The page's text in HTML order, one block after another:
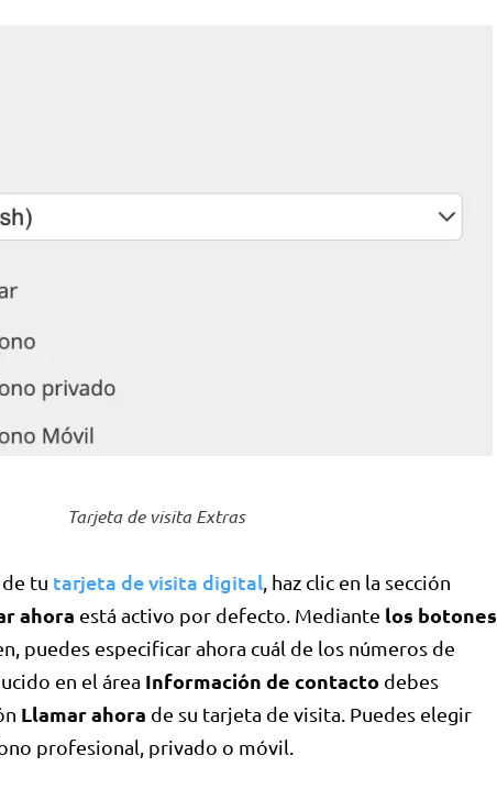
Tarjeta de visita Extras
tu tarjeta de visita digital, haz clic en la sección
ahora está activo por defecto. Mediante los botones
puedes especificar ahora cuál de los números de
en el área Información de contacto debes
Llamar ahora de su tarjeta de visita. Puedes elegir
profesional, privado o móvil.